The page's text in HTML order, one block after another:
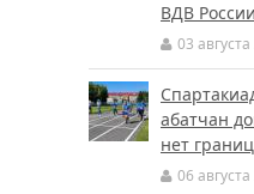
ВДВ России
03
абатчан
нет границ
06